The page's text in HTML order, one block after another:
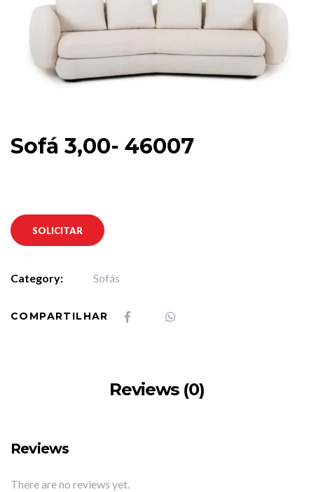
Sofá 3,00- 46007
SOLICITAR
Category: Sofás
COMPARTILHAR
Reviews (0)
Reviews
There are no reviews yet.